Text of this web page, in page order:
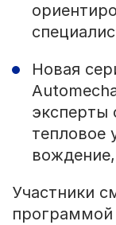
Новая
эксперты
тепловое
Участники
программой